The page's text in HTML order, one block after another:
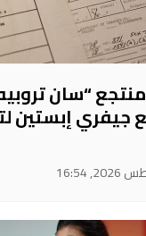
“سان
جيفري إبستين